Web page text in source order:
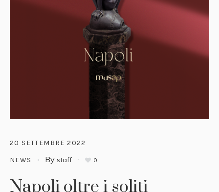
20 SETTEMBRE 2022
NEWS By staff 0
Napoli oltre i soliti